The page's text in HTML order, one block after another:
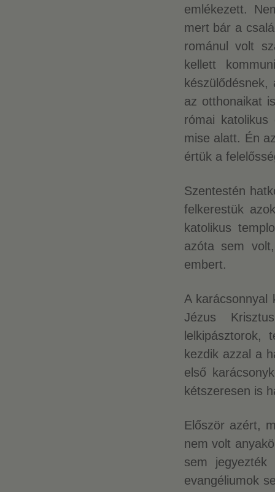
emlékezett.
mert bár a
románul volt
kellett
az otthonaikat
római
mise alatt. Én
értük a
Szentestén
felkerestük
katolikus
azóta sem
embert.
A karácsonnyal
Jézus
lelkipásztorok,
kezdik azzal a
első
kétszeresen is
Először azért,
nem volt
sem
evangéliumok